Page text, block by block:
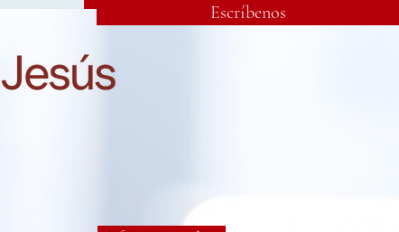
Escríbenos